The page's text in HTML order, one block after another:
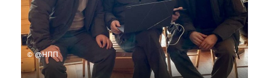
© @НПП